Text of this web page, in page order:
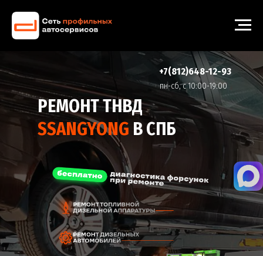
пн-cб, с 10:00-19:00
+7(812)648-12-93
РЕМОНТ ТНВД
SSANGYONG В СПБ